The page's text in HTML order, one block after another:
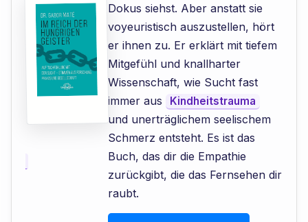
Dokus siehst. Aber anstatt sie
voyeuristisch auszustellen, hört
er ihnen zu. Er erklärt mit tiefem
Mitgefühl und knallharter
Wissenschaft, wie Sucht fast
immer aus
Kindheitstrauma
und unerträglichem seelischem
Schmerz entsteht. Es ist das
Buch, das dir die Empathie
zurückgibt, die das Fernsehen dir
raubt.